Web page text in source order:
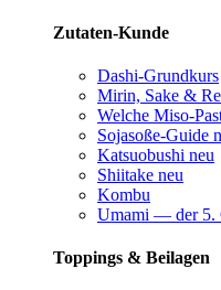
Zutaten-Kunde
Dashi-Grundkurs
Mirin, Sake &
Welche Miso-
Sojasoße-Guide
Katsuobushi neu
Shiitake neu
Kombu
Umami — der 5.
Toppings & Beilagen